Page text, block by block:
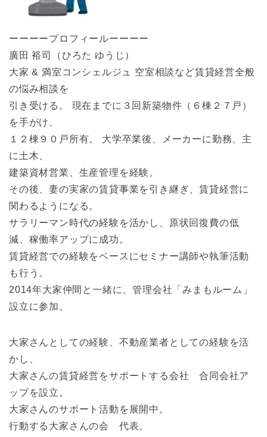
ーーーープロフィールーーーー
廣田 裕司（ひろた ゆうじ）
大家 & 満室コンシェルジュ 空室相談など賃貸経営全般
の悩み相談を
引き受ける。 現在までに３回新築物件（６棟２７戸）
を手がけ、
１２棟９０戸所有。 大学卒業後、メーカーに勤務、主
に土木、
建築資材営業、生産管理を経験。
その後、妻の実家の賃貸事業を引き継ぎ、賃貸経営に
関わるようになる。
サラリーマン時代の経験を活かし、原状回復費の低
減、稼働率アップに成功。
賃貸経営での経験をベースにセミナー講師や執筆活動
も行う。
2014年大家仲間と一緒に、管理会社「みまもルーム」
設立に参加。
大家さんとしての経験、不動産業者としての経験を活
かし、
大家さんの賃貸経営をサポートする会社 合同会社ア
ップを設立。
大家さんのサポート活動を展開中。
行動する大家さんの会 代表。